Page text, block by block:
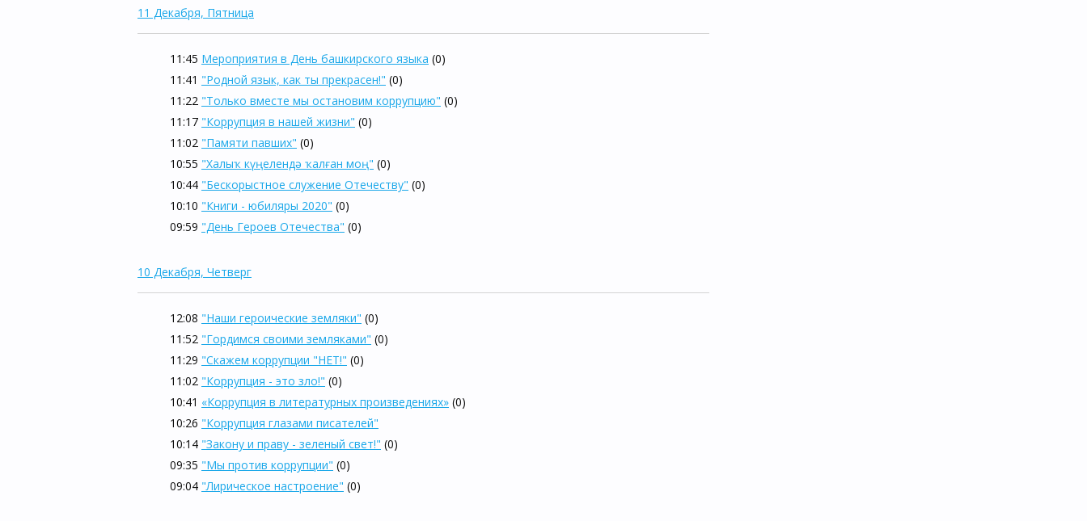
11 Декабря, Пятница
11:45 Мероприятия в День башкирского языка (0)
11:41 "Родной язык, как ты прекрасен!" (0)
11:22 "Только вместе мы остановим коррупцию" (0)
11:17 "Коррупция в нашей жизни" (0)
11:02 "Памяти павших" (0)
10:55 "Халыҡ күңелендә ҡалған моң" (0)
10:44 "Бескорыстное служение Отечеству" (0)
10:10 "Книги - юбиляры 2020" (0)
09:59 "День Героев Отечества" (0)
10 Декабря, Четверг
12:08 "Наши героические земляки" (0)
11:52 "Гордимся своими земляками" (0)
11:29 "Скажем коррупции "НЕТ!" (0)
11:02 "Коррупция - это зло!" (0)
10:41 «Коррупция в литературных произведениях» (0)
10:26 "Коррупция глазами писателей"
10:14 "Закону и праву - зеленый свет!" (0)
09:35 "Мы против коррупции" (0)
09:04 "Лирическое настроение" (0)